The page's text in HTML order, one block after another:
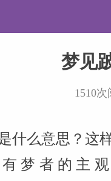
梦见
1510
什么意思？这
梦者的主